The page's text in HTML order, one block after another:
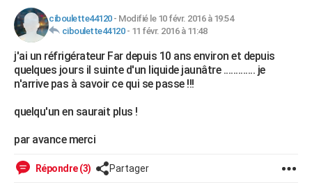
FINANCE
Retraite
Impôts
Epargne
Immobilier
Risques naturels par ville
Banque
Assurance
Crédit
AUTO
Essais
Réserver un essai
Citadines
Berlines
SUV
Forum auto
+HIGH-TECH
Mobiles
Meilleur smartphone
Internet
Ordinateurs
Jeux vidéo
Guide high-tech
+
Forum
Aménagement intérieur
Extérieur
Cuisine
Salle de bains
Jardinage
Rangement
Guides de France
Escapades
Patrimoine
Expositions
Musées
Week-end nature
+
Art de vivre
Bien-être
Loisirs
Mode
Modes de vie
ciboulette44120- Modifié le 10 févr. 2016 à 19:54
ciboulette44120- 11 févr. 2016 à 11:48
j'ai un réfrigérateur Far depuis 10 ans environ et depuis
quelques jours il suinte d'un liquide jaunâtre ............. je
n'arrive pas à savoir ce qui se passe !!!
quelqu'un en saurait plus !
par avance merci
Répondre (3) Partager